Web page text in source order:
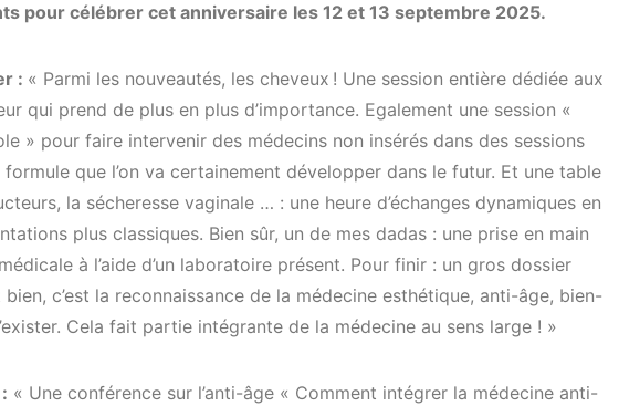
pour célébrer cet anniversaire les 12 et 13 septembre 2025.
: « Parmi les nouveautés, les cheveux ! Une session entière dédiée aux
qui prend de plus en plus d’importance. Egalement une session «
» pour faire intervenir des médecins non insérés dans des sessions
que l’on va certainement développer dans le futur. Et une table
la sécheresse vaginale … : une heure d’échanges dynamiques en
plus classiques. Bien sûr, un de mes dadas : une prise en main
à l’aide d’un laboratoire présent. Pour finir : un gros dossier
bien, c’est la reconnaissance de la médecine esthétique, anti-âge, bien-
Cela fait partie intégrante de la médecine au sens large ! »
« Une conférence sur l’anti-âge « Comment intégrer la médecine anti-